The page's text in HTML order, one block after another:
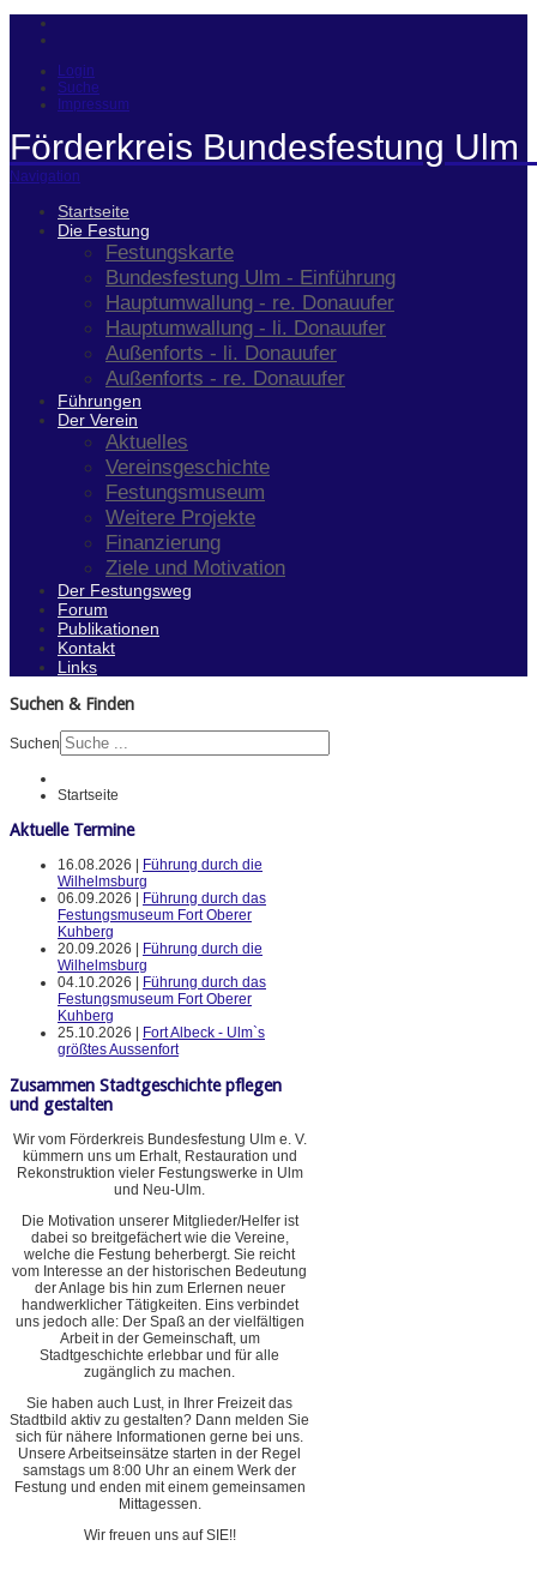
Login
Suche
Impressum
Förderkreis Bundesfestung Ulm
Navigation
Startseite
Die Festung
Festungskarte
Bundesfestung Ulm - Einführung
Hauptumwallung - re. Donauufer
Hauptumwallung - li. Donauufer
Außenforts - li. Donauufer
Außenforts - re. Donauufer
Führungen
Der Verein
Aktuelles
Vereinsgeschichte
Festungsmuseum
Weitere Projekte
Finanzierung
Ziele und Motivation
Der Festungsweg
Forum
Publikationen
Kontakt
Links
Suchen & Finden
Suchen
Startseite
Aktuelle Termine
16.08.2026 |
Führung durch die
Wilhelmsburg
06.09.2026 |
Führung durch das
Festungsmuseum Fort Oberer
Kuhberg
20.09.2026 |
Führung durch die
Wilhelmsburg
04.10.2026 |
Führung durch das
Festungsmuseum Fort Oberer
Kuhberg
25.10.2026 |
Fort Albeck - Ulm`s
größtes Aussenfort
Zusammen Stadtgeschichte pflegen
und gestalten
Wir vom Förderkreis Bundesfestung Ulm e. V.
kümmern uns um Erhalt, Restauration und
Rekonstruktion vieler Festungswerke in Ulm
und Neu-Ulm.
Die Motivation unserer Mitglieder/Helfer ist
dabei so breitgefächert wie die Vereine,
welche die Festung beherbergt. Sie reicht
vom Interesse an der historischen Bedeutung
der Anlage bis hin zum Erlernen neuer
handwerklicher Tätigkeiten. Eins verbindet
uns jedoch alle: Der Spaß an der vielfältigen
Arbeit in der Gemeinschaft, um
Stadtgeschichte erlebbar und für alle
zugänglich zu machen.
Sie haben auch Lust, in Ihrer Freizeit das
Stadtbild aktiv zu gestalten? Dann melden Sie
sich für nähere Informationen gerne bei uns.
Unsere Arbeitseinsätze starten in der Regel
samstags um 8:00 Uhr an einem Werk der
Festung und enden mit einem gemeinsamen
Mittagessen.
Wir freuen uns auf SIE!!